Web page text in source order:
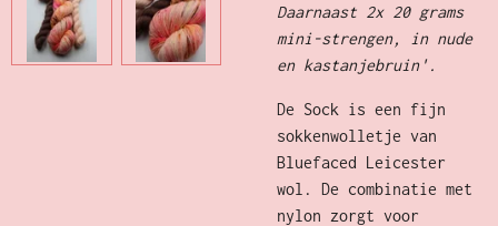
Daarnaast 2x 20 grams
mini-strengen, in nude
en kastanjebruin'.
De Sock is een fijn
sokkenwolletje van
Bluefaced Leicester
wol. De combinatie met
nylon zorgt voor